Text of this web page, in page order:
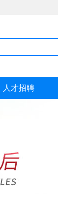
人才招聘